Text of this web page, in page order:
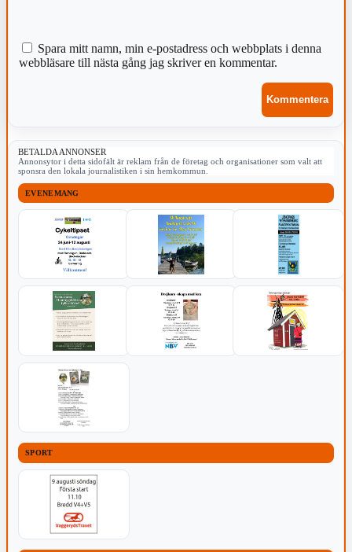
Spara mitt namn, min e-postadress och webbplats i denna
webbläsare till nästa gång jag skriver en kommentar.
BETALDA ANNONSER
Annonsytor i detta sidofält är reklam från de företag och organisationer som valt att
sponsra den lokala journalistiken i sin hemkommun.
EVENEMANG
SPORT